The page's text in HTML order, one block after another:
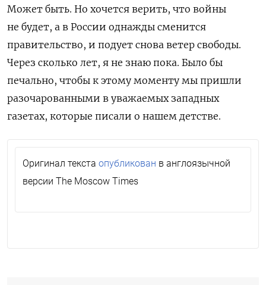
Может быть. Но хочется верить, что войны
не будет, а в России однажды сменится
правительство, и подует снова ветер свободы.
Через сколько лет, я не знаю пока. Было бы
печально, чтобы к этому моменту мы пришли
разочарованными в уважаемых западных
газетах, которые писали о нашем детстве.
Оригинал текста опубликован в англоязычной
версии The Moscow Times